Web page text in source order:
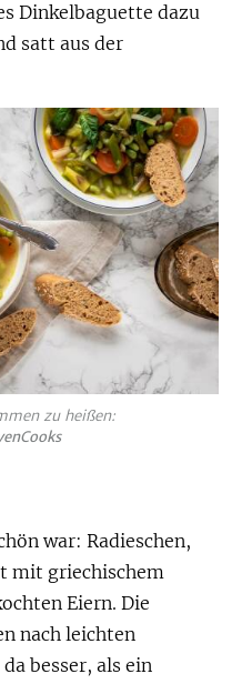
Dinkelbaguette dazu
satt aus der
zu heißen:
war: Radieschen,
mit griechischem
Eiern. Die
nach leichten
besser, als ein